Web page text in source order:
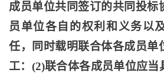
成员单位共同签订的共同投标
员单位各自的权利和义务以
任，同时载明联合体各成员单
工：(2)联合体各成员单位应当